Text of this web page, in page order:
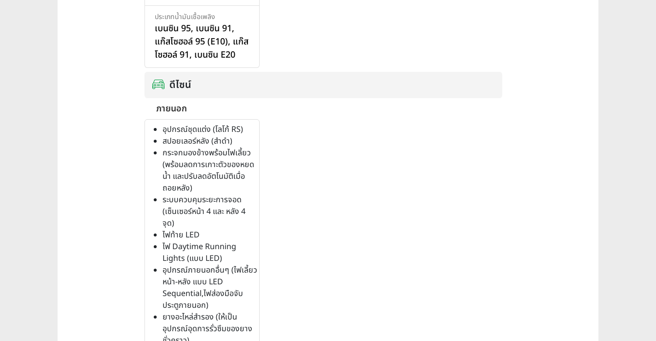
ประเภทน้ำมันเชื้อเพลิง
เบนซิน 95, เบนซิน 91,
แก๊สโซฮอล์ 95 (E10), แก๊ส
โซฮอล์ 91, เบนซิน E20
ดีไซน์
ภายนอก
อุปกรณ์ชุดแต่ง (โลโก้ RS)
สปอยเลอร์หลัง (สำดำ)
กระจกมองข้างพร้อมไฟเลี้ยว
(พร้อมลดการเกาะตัวของหยด
น้ำ และปรับลดอัตโนมัติเมื่อ
ถอยหลัง)
ระบบควบคุมระยะการจอด
(เซ็นเซอร์หน้า 4 และ หลัง 4
จุด)
ไฟท้าย LED
ไฟ Daytime Running
Lights (แบบ LED)
อุปกรณ์ภายนอกอื่นๆ (ไฟเลี้ยว
หน้า-หลัง แบบ LED
Sequential,ไฟส่องมือจับ
ประตูภายนอก)
ยางอะไหล่สำรอง (ให้เป็น
อุปกรณ์อุดการรั่วซึมของยาง